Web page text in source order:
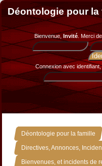
Déontologie pour la
Bienvenue, Invité. Merci
Connexion avec
Déontologie pour la famille »
Directives, Annonces,
Bienvenues, et incidents de